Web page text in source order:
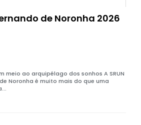
de Noronha 2026
meio ao arquipélago dos sonhos A SRUN
Noronha é muito mais do que uma